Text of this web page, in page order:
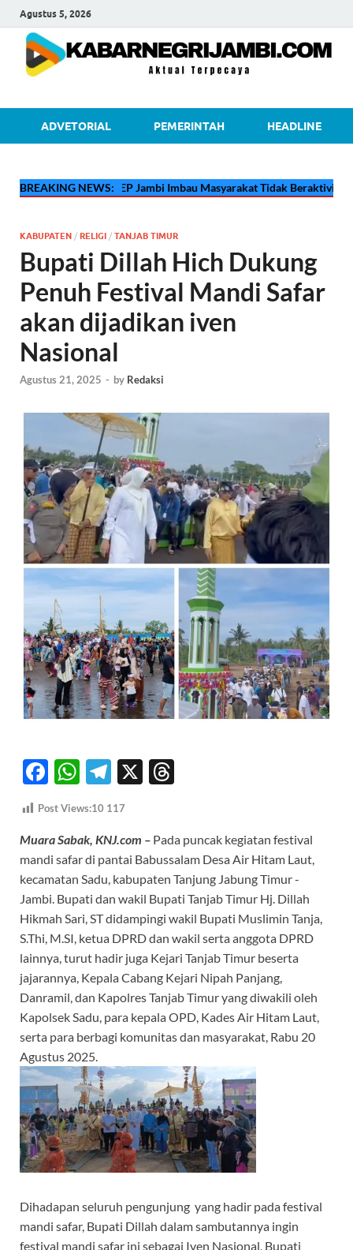
Agustus 5, 2026
ADVETORIAL PEMERINTAH HEADLINE
BREAKING NEWS:
🔴Pertamina EP Jambi Imbau Masyarakat Tidak Beraktivitas di Atas
KABUPATEN / RELIGI / TANJAB TIMUR
Bupati Dillah Hich Dukung
Penuh Festival Mandi Safar
akan dijadikan iven
Nasional
Agustus 21, 2025 - by Redaksi
F
ac
e
b
o
o
k
W
h
at
s
A
p
p
T
el
e
gr
a
m
X
a
ds
Post Views:10 117
Muara Sabak, KNJ.com – Pada puncak kegiatan festival
mandi safar di pantai Babussalam Desa Air Hitam Laut,
kecamatan Sadu, kabupaten Tanjung Jabung Timur -
Jambi. Bupati dan wakil Bupati Tanjab Timur Hj. Dillah
Hikmah Sari, ST didampingi wakil Bupati Muslimin Tanja,
S.Thi, M.SI, ketua DPRD dan wakil serta anggota DPRD
lainnya, turut hadir juga Kejari Tanjab Timur beserta
jajarannya, Kepala Cabang Kejari Nipah Panjang,
Danramil, dan Kapolres Tanjab Timur yang diwakili oleh
Kapolsek Sadu, para kepala OPD, Kades Air Hitam Laut,
serta para berbagi komunitas dan masyarakat, Rabu 20
Agustus 2025.
Dihadapan seluruh pengunjung yang hadir pada festival
mandi safar, Bupati Dillah dalam sambutannya ingin
festival mandi safar ini sebagai Iven Nasional, Bupati